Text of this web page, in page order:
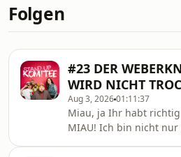
Folgen
#23 DER
WIRD NICHT
Aug 3, 202601:11:37
Miau, ja Ihr habt
MIAU! Ich bin nicht nur